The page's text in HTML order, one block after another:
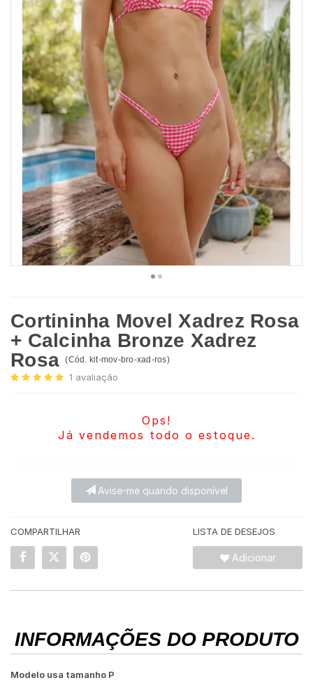
Cortininha Movel Xadrez Rosa
+ Calcinha Bronze Xadrez
Rosa(Cód. kit-mov-bro-xad-ros)
1 avaliação
Ops!
Já vendemos todo o estoque.
Avise-me quando disponível
COMPARTILHAR LISTA DE DESEJOS
Adicionar
INFORMAÇÕES DO PRODUTO
Modelo usa tamanho P